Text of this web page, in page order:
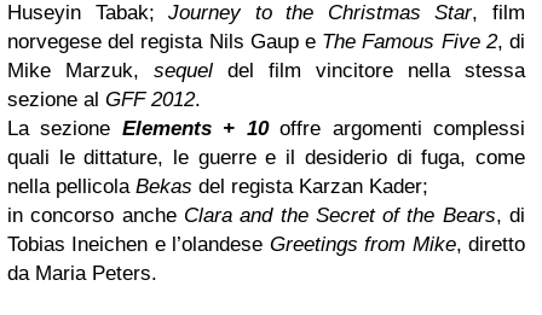
Huseyin Tabak;Journey to the Christmas Star, film
norvegese del regista Nils Gaup e The Famous Five 2, di
Mike Marzuk, sequel del film vincitore nella stessa
sezione al GFF 2012.
La sezione Elements + 10offre argomenti complessi
quali le dittature, le guerre e il desiderio di fuga, come
nella pellicola Bekas del regista Karzan Kader;
in concorso anche Clara and the Secret of the Bears, di
Tobias Ineichen e l’olandese Greetings from Mike, diretto
da Maria Peters.